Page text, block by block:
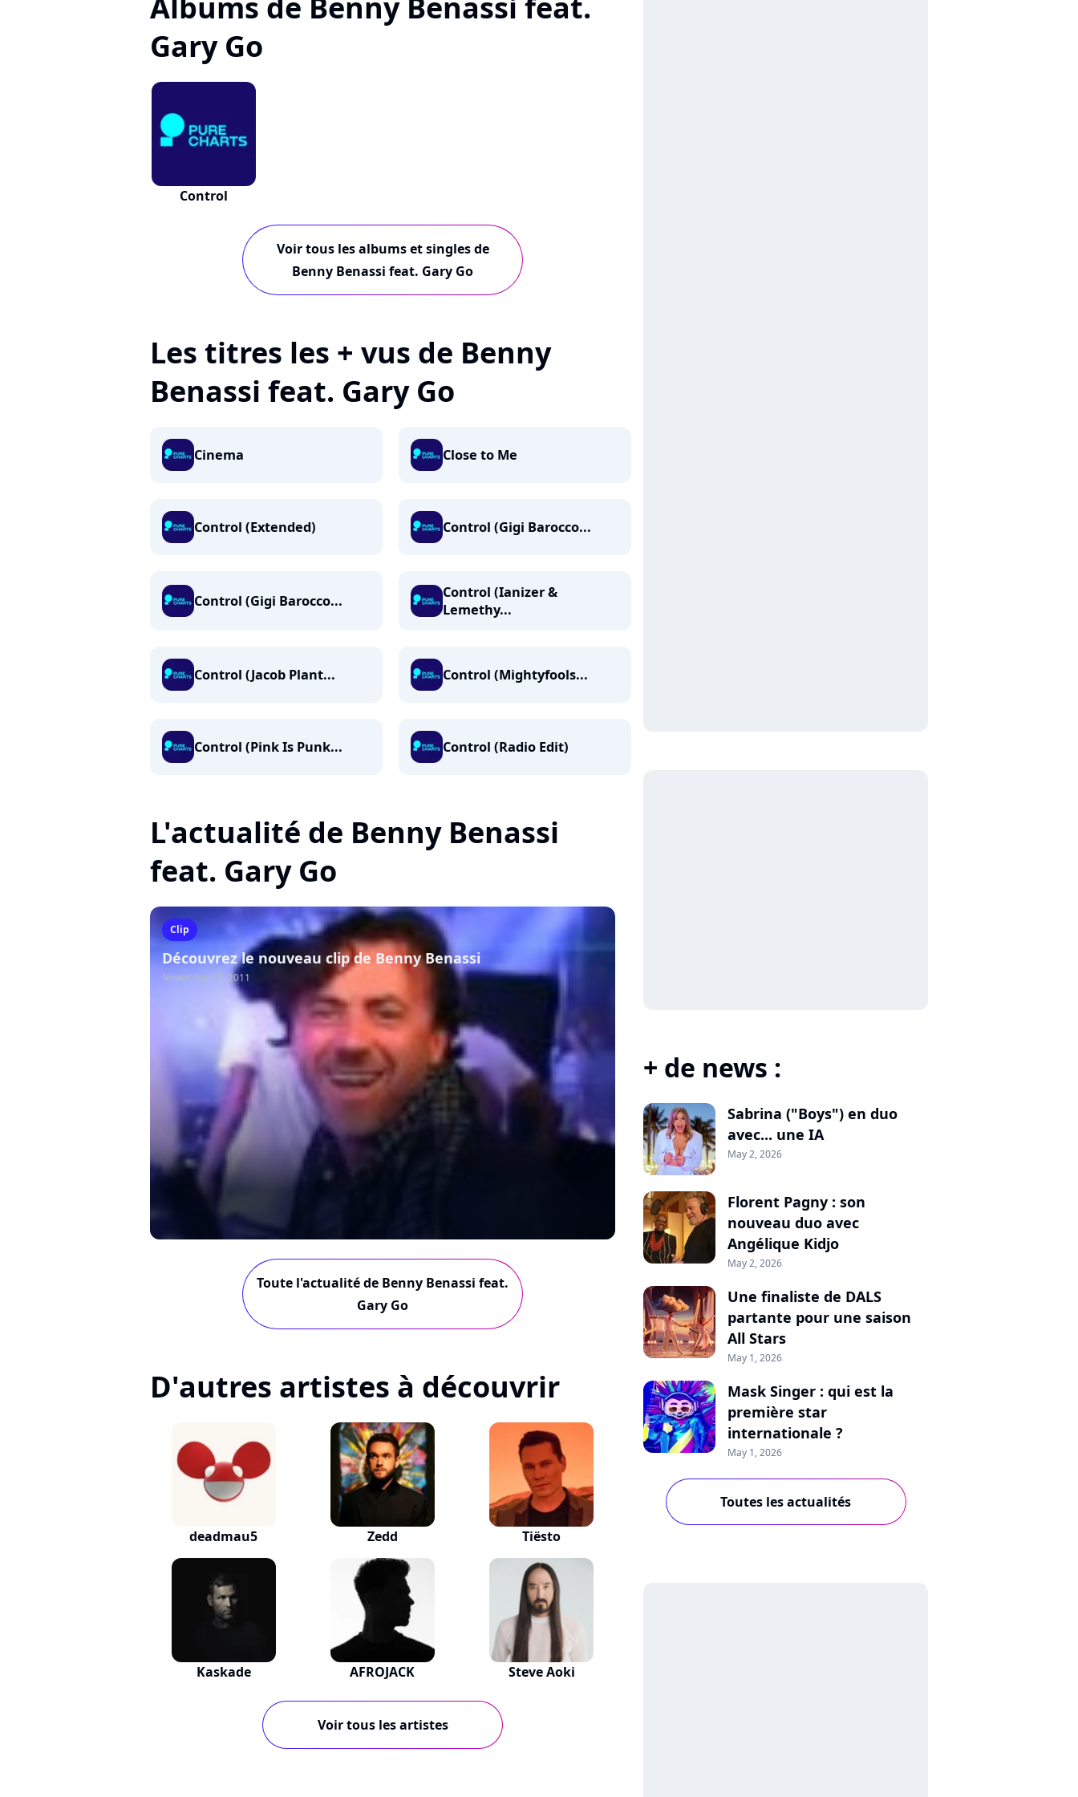
Gary Go
Control
Voir tous les albums et singles de
Benny Benassi feat. Gary Go
Les titres les + vus de Benny
Benassi feat. Gary Go
Cinema Close to Me
Control (Extended) Control (Gigi Barocco...
Control (Gigi Barocco...
Control (Ianizer &
Lemethy...
Control (Jacob Plant... Control (Mightyfools...
Control (Pink Is Punk... Control (Radio Edit)
L'actualité de Benny Benassi
feat. Gary Go
Clip
Découvrez le nouveau clip de Benny Benassi
November 15, 2011
Toute l'actualité de Benny Benassi feat.
Gary Go
D'autres artistes à découvrir
deadmau5 Zedd Tiësto
Kaskade AFROJACK Steve Aoki
Voir tous les artistes
+ de news :
Sabrina ("Boys") en duo
avec... une IA
May 2, 2026
Florent Pagny : son
nouveau duo avec
Angélique Kidjo
May 2, 2026
Une finaliste de DALS
partante pour une saison
All Stars
May 1, 2026
Mask Singer : qui est la
première star
internationale ?
May 1, 2026
Toutes les actualités